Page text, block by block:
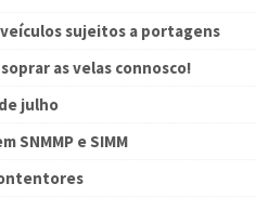
sujeitos a portagens
as velas connosco!
julho
SNMMP e SIMM